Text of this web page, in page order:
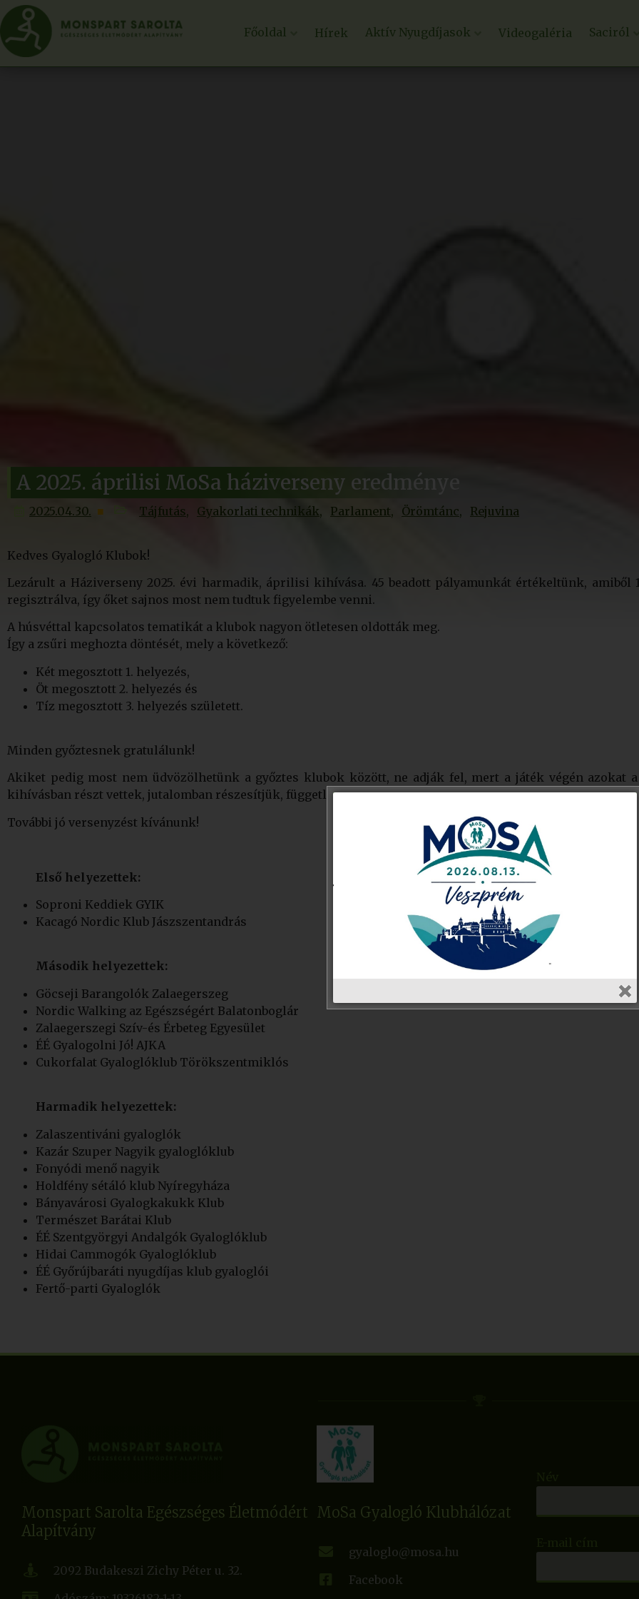
Főoldal Hírek Aktív Nyugdíjasok Videogaléria Saciról
A 2025. áprilisi MoSa háziverseny eredménye
2025.04.30. Tájfutás Gyakorlati technikák Parlament Örömtánc Rejuvina
Kedves Gyalogló Klubok!
Lezárult a Háziverseny 2025. évi harmadik, áprilisi kihívása. 45 beadott pályamunkát értékeltünk, amiből
regisztrálva, így őket sajnos most nem tudtuk figyelembe venni.
A húsvéttal kapcsolatos tematikát a klubok nagyon ötletesen oldották meg.
Így a zsűri meghozta döntését, mely a következő:
Két megosztott 1. helyezés,
Öt megosztott 2. helyezés és
Tíz megosztott 3. helyezés született.
Minden győztesnek gratulálunk!
Akiket pedig most nem üdvözölhetünk a győztes klubok között, ne adják fel, mert a játék végén azokat
kihívásban részt vettek, jutalomban részesítjük, függetlenül attól, hogy értek-e el a játék során helyezést,
További jó versenyzést kívánunk!
Első helyezettek:
Soproni Keddiek GYIK
Kacagó Nordic Klub Jászszentandrás
Második helyezettek:
Göcseji Barangolók Zalaegerszeg
Nordic Walking az Egészségért Balatonboglár
Zalaegerszegi Szív-és Érbeteg Egyesület
ÉÉ Gyalogolni Jó! AJKA
Cukorfalat Gyaloglóklub Törökszentmiklós
Harmadik helyezettek:
Zalaszentiváni gyaloglók
Kazár Szuper Nagyik gyaloglóklub
Fonyódi menő nagyik
Holdfény sétáló klub Nyíregyháza
Bányavárosi Gyalogkakukk Klub
Természet Barátai Klub
ÉÉ Szentgyörgyi Andalgók Gyaloglóklub
Hidai Cammogók Gyaloglóklub
ÉÉ Győrújbaráti nyugdíjas klub gyaloglói
Fertő-parti Gyaloglók
Monspart Sarolta Egészséges Életmódért
Alapítvány
2092 Budakeszi Zichy Péter u. 32.
MoSa Gyalogló Klubhálózat
gyaloglo@mosa.hu
Facebook